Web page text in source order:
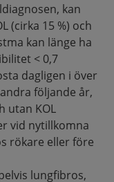
kan
(cirka 15 %) och
kan länge ha
< 0,7
dagligen i över
följande år,
utan KOL
vid nytillkomna
rökare eller före
lungfibros,